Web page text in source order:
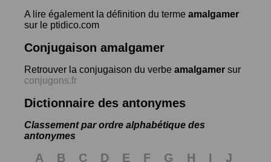
A lire également la définition du terme amalgamer
sur le ptidico.com
Conjugaison amalgamer
Retrouver la conjugaison du verbe amalgamer sur
conjugons.fr
Dictionnaire des antonymes
Classement par ordre alphabétique des
antonymes
A B C D E F G H I J